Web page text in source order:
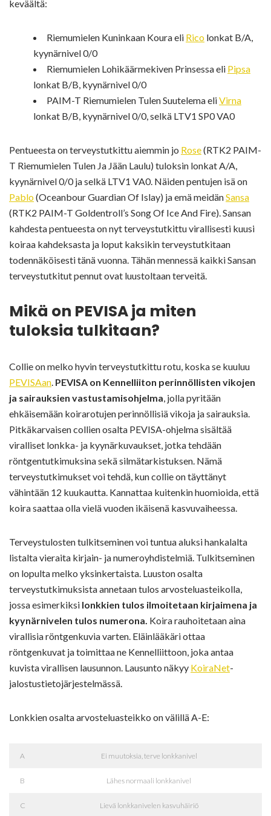
keväältä:
Riemumielen Kuninkaan Koura eli Rico lonkat B/A,
kyynärnivel 0/0
Riemumielen Lohikäärmekiven Prinsessa eli Pipsa
lonkat B/B, kyynärnivel 0/0
PAIM-T Riemumielen Tulen Suutelema eliVirna
lonkat B/B, kyynärnivel 0/0, selkä LTV1 SP0 VA0
Pentueesta on terveystutkittu aiemmin jo Rose(RTK2 PAIM-
T Riemumielen Tulen Ja Jään Laulu) tuloksin lonkat A/A,
kyynärnivel 0/0 ja selkä LTV1 VA0. Näiden pentujen isä on
Pablo(Oceanbour Guardian Of Islay) ja emä meidänSansa
(RTK2 PAIM-T Goldentroll’s Song Of Ice And Fire). Sansan
kahdesta pentueesta on nyt terveystutkittu virallisesti kuusi
koiraa kahdeksasta ja loput kaksikin terveystutkitaan
todennäköisesti tänä vuonna. Tähän mennessä kaikki Sansan
terveystutkitut pennut ovat luustoltaan terveitä.
Mikä on PEVISA ja miten
tuloksia tulkitaan?
Collie on melko hyvin terveystutkittu rotu, koska se kuuluu
PEVISAan. PEVISA on Kennelliiton perinnöllisten vikojen
ja sairauksien vastustamisohjelma, jolla pyritään
ehkäisemään koirarotujen perinnöllisiä vikoja ja sairauksia.
Pitkäkarvaisen collien osalta PEVISA-ohjelma sisältää
viralliset lonkka- ja kyynärkuvaukset, jotka tehdään
röntgentutkimuksina sekä silmätarkistuksen. Nämä
terveystutkimukset voi tehdä, kun collie on täyttänyt
vähintään 12 kuukautta. Kannattaa kuitenkin huomioida, että
koira saattaa olla vielä vuoden ikäisenä kasvuvaiheessa.
Terveystulosten tulkitseminen voi tuntua aluksi hankalalta
listalta vieraita kirjain- ja numeroyhdistelmiä. Tulkitseminen
on lopulta melko yksinkertaista. Luuston osalta
terveystutkimuksista annetaan tulos arvosteluasteikolla,
jossa esimerkiksi lonkkien tulos ilmoitetaan kirjaimena ja
kyynärnivelen tulos numerona. Koira rauhoitetaan aina
virallisia röntgenkuvia varten. Eläinlääkäri ottaa
röntgenkuvat ja toimittaa ne Kennelliittoon, joka antaa
kuvista virallisen lausunnon. Lausunto näkyy KoiraNet-
jalostustietojärjestelmässä.
Lonkkien osalta arvosteluasteikko on välillä A-E:
A Ei muutoksia, terve lonkkanivel
B Lähes normaali lonkkanivel
C Lievä lonkkanivelen kasvuhäiriö